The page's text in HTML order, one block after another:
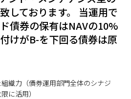
しております。 当運用で
債券の保有はNAVの10%
けがB-を下回る債券は原
織力（債券運用部門全体のシナジ
に活用）